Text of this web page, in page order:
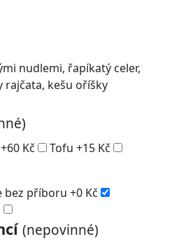
nudlemi, řapíkatý celer,
rajčata, kešu oříšky
+60 Kč Tofu +15 Kč
bez příboru +0 Kč
(nepovinné)